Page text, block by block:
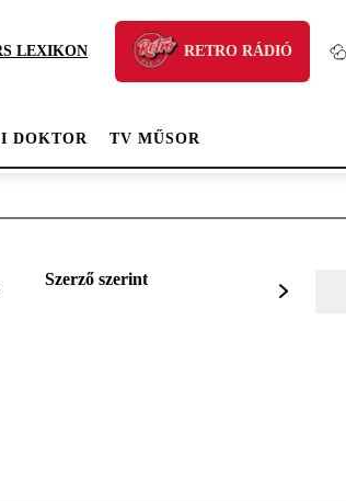
LEXIKON RETRO RÁDIÓ
DOKTOR TV MŰSOR
Szerző szerint